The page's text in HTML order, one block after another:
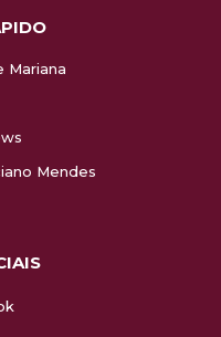
Mariana
Mendes